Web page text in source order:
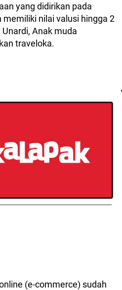
yang didirikan pada
nilai valusi hingga 2
Anak muda
traveloka.
(e-commerce) sudah